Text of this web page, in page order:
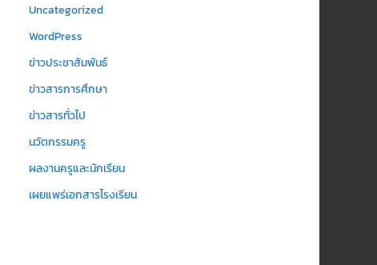
Uncategorized
WordPress
ข่าวประชาสัมพันธ์
ข่าวสารการศึกษา
ข่าวสารทั่วไป
นวัตกรรมครู
ผลงานครูและนักเรียน
เผยแพร่เอกสารโรงเรียน